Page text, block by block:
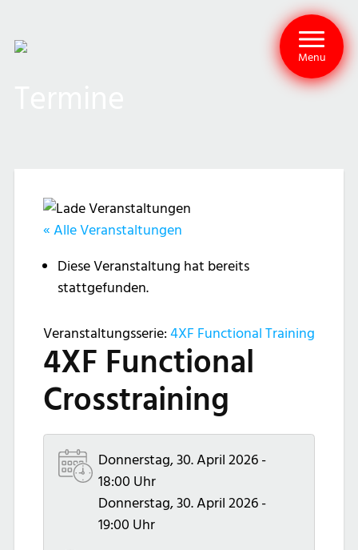
Menu
« Alle Veranstaltungen
Diese Veranstaltung hat bereits
stattgefunden.
Veranstaltungsserie: 4XF Functional Training
4XF Functional
Crosstraining
Donnerstag, 30. April 2026 -
18:00 Uhr
Donnerstag, 30. April 2026 -
19:00 Uhr